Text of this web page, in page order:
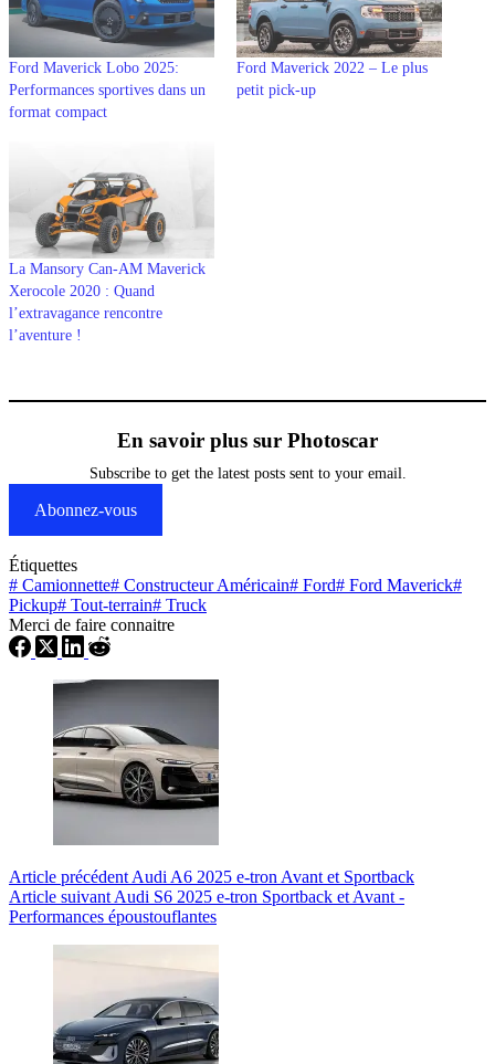
Ford Maverick Lobo 2025:
Performances sportives dans un
format compact
Ford Maverick 2022 – Le plus
petit pick-up
La Mansory Can-AM Maverick
Xerocole 2020 : Quand
l’extravagance rencontre
l’aventure !
En savoir plus sur Photoscar
Subscribe to get the latest posts sent to your email.
Abonnez-vous
Étiquettes
# Camionnette# Constructeur Américain# Ford# Ford Maverick#
Pickup# Tout-terrain# Truck
Merci de faire connaitre
Article précédent Audi A6 2025 e-tron Avant et Sportback
Article suivant Audi S6 2025 e-tron Sportback et Avant -
Performances époustouflantes